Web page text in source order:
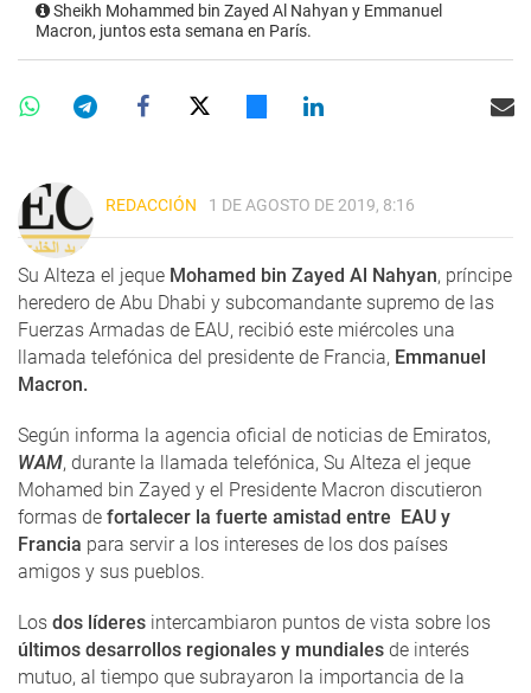
Sheikh Mohammed bin Zayed Al Nahyan y Emmanuel
Macron, juntos esta semana en París.
REDACCIÓN 1 DE AGOSTO DE 2019, 8:16
Su Alteza el jeque Mohamed bin Zayed Al Nahyan, príncipe
heredero de Abu Dhabi y subcomandante supremo de las
Fuerzas Armadas de EAU, recibió este miércoles una
llamada telefónica del presidente de Francia, Emmanuel
Macron.
Según informa la agencia oficial de noticias de Emiratos,
WAM, durante la llamada telefónica, Su Alteza el jeque
Mohamed bin Zayed y el Presidente Macron discutieron
formas de fortalecer la fuerte amistad entre EAU y
Francia para servir a los intereses de los dos países
amigos y sus pueblos.
Los dos líderes intercambiaron puntos de vista sobre los
últimos desarrollos regionales y mundiales de interés
mutuo, al tiempo que subrayaron la importancia de la